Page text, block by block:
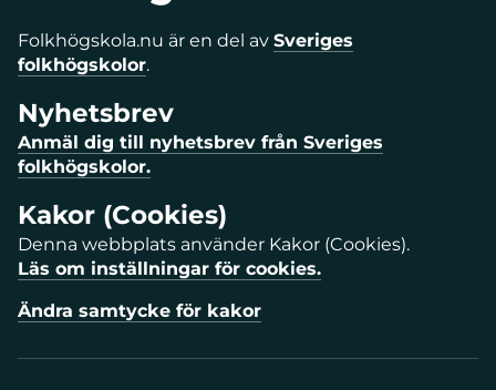
Folkhögskola.nu är en del av Sveriges
folkhögskolor.
Nyhetsbrev
Anmäl dig till nyhetsbrev från Sveriges
folkhögskolor.
Kakor (Cookies)
Denna webbplats använder Kakor (Cookies).
Läs om inställningar för cookies.
Ändra samtycke för kakor